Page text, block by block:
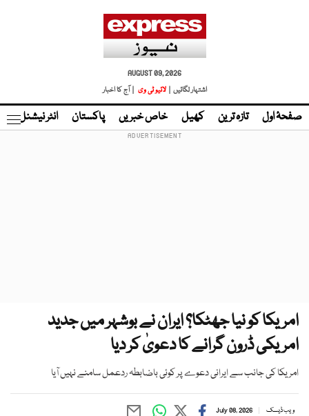
AUGUST 09, 2026
اشتہار لگائیں |
لائیو ٹی وی | آج کا اخبار
صفحۂ اول تازہ ترین کھیل خاص خبریں پاکستان انٹر نیشنل
امریکا کو نیا جھٹکا؟ ایران نے بوشہر میں جدید
امریکی ڈرون گرانے کا دعویٰ کر دیا
امریکا کی جانب سے ایرانی دعوے پر کوئی باضابطہ ردعمل سامنے نہیں آیا
ویب ڈیسک July 08, 2026